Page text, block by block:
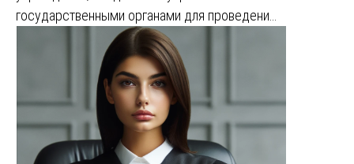
государственными органами для проведени…